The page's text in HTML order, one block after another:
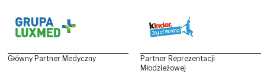
Główny Partner Medyczny
Partner Reprezentacji
Młodzieżowej